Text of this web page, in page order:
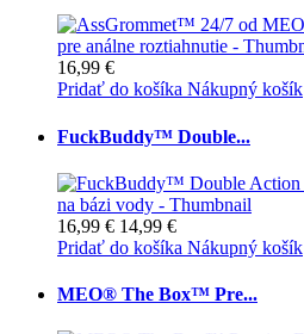
16,99 €
Pridať do košíka Nákupný košík
FuckBuddy™ Double...
16,99 € 14,99 €
Pridať do košíka Nákupný košík
MEO® The Box™ Pre...